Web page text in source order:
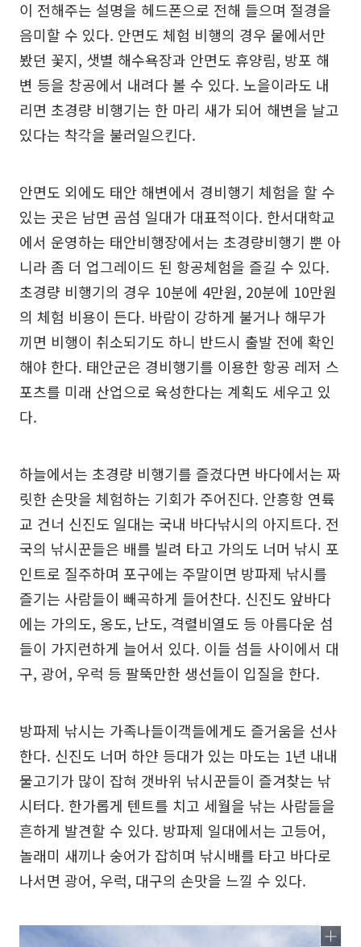
이 전해주는 설명을 헤드폰으로 전해 들으며 절경을
음미할 수 있다. 안면도 체험 비행의 경우 뭍에서만
봤던 꽃지, 샛별 해수욕장과 안면도 휴양림, 방포 해
변 등을 창공에서 내려다 볼 수 있다. 노을이라도 내
리면 초경량 비행기는 한 마리 새가 되어 해변을 날고
있다는 착각을 불러일으킨다.
안면도 외에도 태안 해변에서 경비행기 체험을 할 수
있는 곳은 남면 곰섬 일대가 대표적이다. 한서대학교
에서 운영하는 태안비행장에서는 초경량비행기 뿐 아
니라 좀 더 업그레이드 된 항공체험을 즐길 수 있다.
초경량 비행기의 경우 10분에 4만원, 20분에 10만원
의 체험 비용이 든다. 바람이 강하게 불거나 해무가
끼면 비행이 취소되기도 하니 반드시 출발 전에 확인
해야 한다. 태안군은 경비행기를 이용한 항공 레저 스
포츠를 미래 산업으로 육성한다는 계획도 세우고 있
다.
하늘에서는 초경량 비행기를 즐겼다면 바다에서는 짜
릿한 손맛을 체험하는 기회가 주어진다. 안흥항 연륙
교 건너 신진도 일대는 국내 바다낚시의 아지트다. 전
국의 낚시꾼들은 배를 빌려 타고 가의도 너머 낚시 포
인트로 질주하며 포구에는 주말이면 방파제 낚시를
즐기는 사람들이 빼곡하게 들어찬다. 신진도 앞바다
에는 가의도, 옹도, 난도, 격렬비열도 등 아름다운 섬
들이 가지런하게 늘어서 있다. 이들 섬들 사이에서 대
구, 광어, 우럭 등 팔뚝만한 생선들이 입질을 한다.
방파제 낚시는 가족나들이객들에게도 즐거움을 선사
한다. 신진도 너머 하얀 등대가 있는 마도는 1년 내내
물고기가 많이 잡혀 갯바위 낚시꾼들이 즐겨찾는 낚
시터다. 한가롭게 텐트를 치고 세월을 낚는 사람들을
흔하게 발견할 수 있다. 방파제 일대에서는 고등어,
놀래미 새끼나 숭어가 잡히며 낚시배를 타고 바다로
나서면 광어, 우럭, 대구의 손맛을 느낄 수 있다.